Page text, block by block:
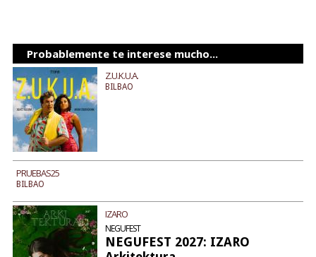
Probablemente te interese mucho...
Z.U.K.U.A.
BILBAO
PRUEBAS25
BILBAO
IZARO
NEGUFEST
NEGUFEST 2027: IZARO